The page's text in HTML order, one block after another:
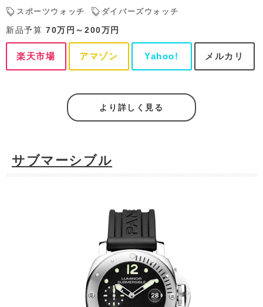
スポーツウォッチ ダイバーズウォッチ
新品予算 70万円～200万円
楽天市場 アマゾン Yahoo! メルカリ
より詳しく見る
サブマーシブル